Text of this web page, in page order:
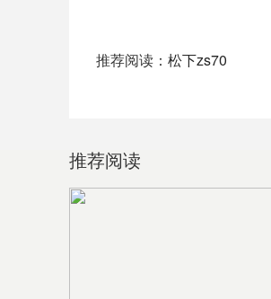
推荐阅读： 松下zs70
推荐阅读